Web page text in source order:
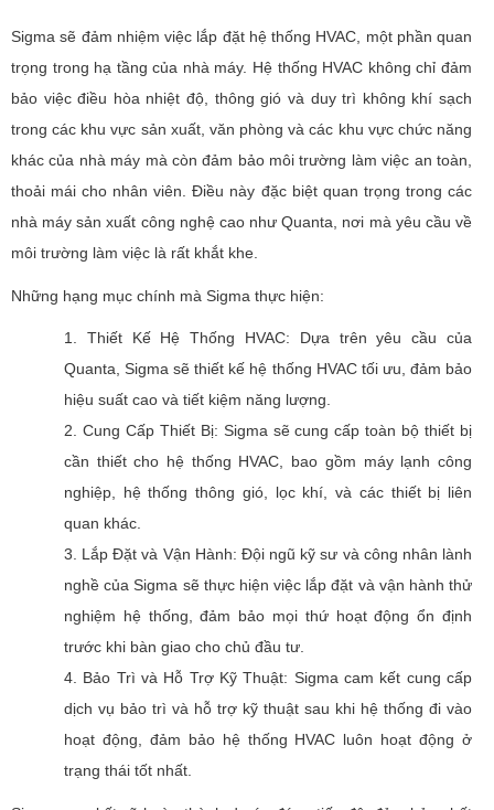
Sigma sẽ đảm nhiệm việc lắp đặt hệ thống HVAC, một phần quan
trọng trong hạ tầng của nhà máy. Hệ thống HVAC không chỉ đảm
bảo việc điều hòa nhiệt độ, thông gió và duy trì không khí sạch
trong các khu vực sản xuất, văn phòng và các khu vực chức năng
khác của nhà máy mà còn đảm bảo môi trường làm việc an toàn,
thoải mái cho nhân viên. Điều này đặc biệt quan trọng trong các
nhà máy sản xuất công nghệ cao như Quanta, nơi mà yêu cầu về
môi trường làm việc là rất khắt khe.
Những hạng mục chính mà Sigma thực hiện:
1. Thiết Kế Hệ Thống HVAC: Dựa trên yêu cầu của
Quanta, Sigma sẽ thiết kế hệ thống HVAC tối ưu, đảm bảo
hiệu suất cao và tiết kiệm năng lượng.
2. Cung Cấp Thiết Bị: Sigma sẽ cung cấp toàn bộ thiết bị
cần thiết cho hệ thống HVAC, bao gồm máy lạnh công
nghiệp, hệ thống thông gió, lọc khí, và các thiết bị liên
quan khác.
3. Lắp Đặt và Vận Hành: Đội ngũ kỹ sư và công nhân lành
nghề của Sigma sẽ thực hiện việc lắp đặt và vận hành thử
nghiệm hệ thống, đảm bảo mọi thứ hoạt động ổn định
trước khi bàn giao cho chủ đầu tư.
4. Bảo Trì và Hỗ Trợ Kỹ Thuật: Sigma cam kết cung cấp
dịch vụ bảo trì và hỗ trợ kỹ thuật sau khi hệ thống đi vào
hoạt động, đảm bảo hệ thống HVAC luôn hoạt động ở
trạng thái tốt nhất.